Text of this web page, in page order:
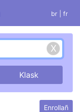
br | fr
Enrollañ